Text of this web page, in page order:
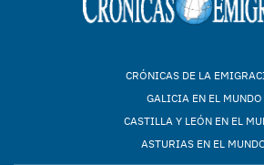
CRÓNICAS DE LA
GALICIA EN EL MUNDO
CASTILLA Y LEÓN EN EL
ASTURIAS EN EL